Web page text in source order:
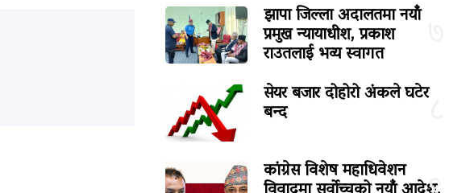
झापा जिल्ला अदालतमा नयाँ
प्रमुख न्यायाधीश, प्रकाश
राउतलाई भव्य स्वागत
सेयर बजार दोहोरो अंकले घटेर
बन्द
कांग्रेस विशेष महाधिवेशन